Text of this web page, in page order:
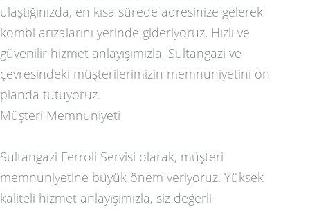
ulaştığınızda, en kısa sürede adresinize gelerek
kombi arızalarını yerinde gideriyoruz. Hızlı ve
güvenilir hizmet anlayışımızla, Sultangazi ve
çevresindeki müşterilerimizin memnuniyetini ön
planda tutuyoruz.
Müşteri Memnuniyeti
Sultangazi Ferroli Servisi olarak, müşteri
memnuniyetine büyük önem veriyoruz. Yüksek
kaliteli hizmet anlayışımızla, siz değerli